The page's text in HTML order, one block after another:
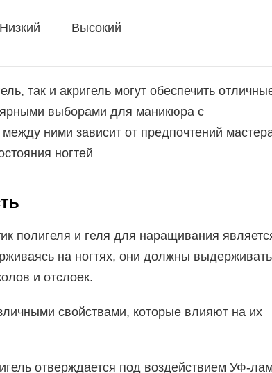
Низкий Высокий
так и акригель могут обеспечить
выборами для маникюра с
ними зависит от предпочтений
ногтей
полигеля и геля для наращивания
на ногтях, они должны выдерживать
и отслоек.
свойствами, которые влияют на их
отверждается под воздействием УФ-